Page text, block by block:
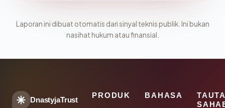
Laporan ini dibuat otomatis dari sinyal teknis publik. Ini bukan
nasihat hukum atau finansial.
DnastyjaTrust
PRODUK BAHASA